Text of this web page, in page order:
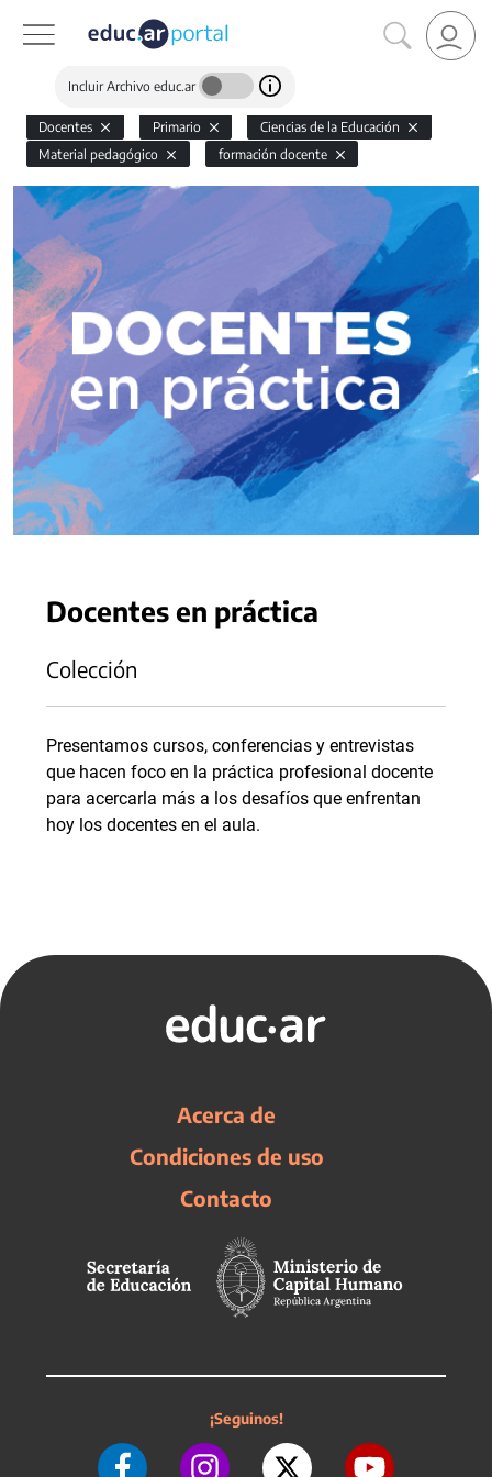
Incluir Archivo educ.ar
Docentes Primario
Ciencias de la Educación
Material pedagógico
formación docente
Docentes en práctica
Colección
Presentamos cursos, conferencias y entrevistas
que hacen foco en la práctica profesional docente
para acercarla más a los desafíos que enfrentan
hoy los docentes en el aula.
Acerca de
Condiciones de uso
Contacto
¡Seguinos!